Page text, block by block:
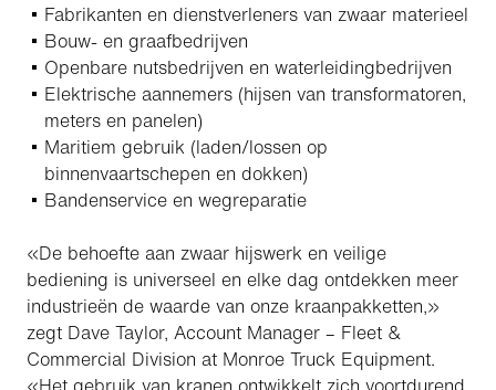
Fabrikanten en dienstverleners van zwaar materieel
Bouw- en graafbedrijven
Openbare nutsbedrijven en waterleidingbedrijven
Elektrische aannemers (hijsen van transformatoren,
meters en panelen)
Maritiem gebruik (laden/lossen op
binnenvaartschepen en dokken)
Bandenservice en wegreparatie
«De behoefte aan zwaar hijswerk en veilige
bediening is universeel en elke dag ontdekken meer
industrieën de waarde van onze kraanpakketten,»
zegt Dave Taylor, Account Manager – Fleet &
Commercial Division at Monroe Truck Equipment.